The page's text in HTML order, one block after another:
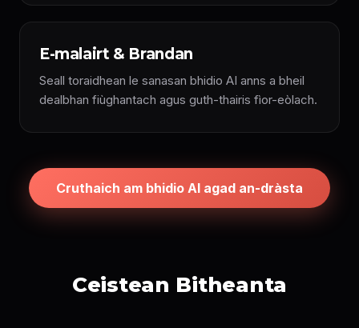
E-malairt & Brandan
Seall toraidhean le sanasan bhidio AI anns a bheil
dealbhan fiùghantach agus guth-thairis fìor-eòlach.
Cruthaich am bhidio AI agad an-dràsta
Ceistean Bitheanta